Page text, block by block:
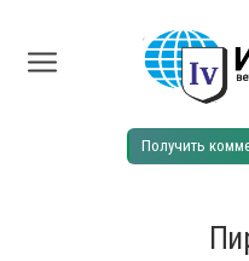
Получить